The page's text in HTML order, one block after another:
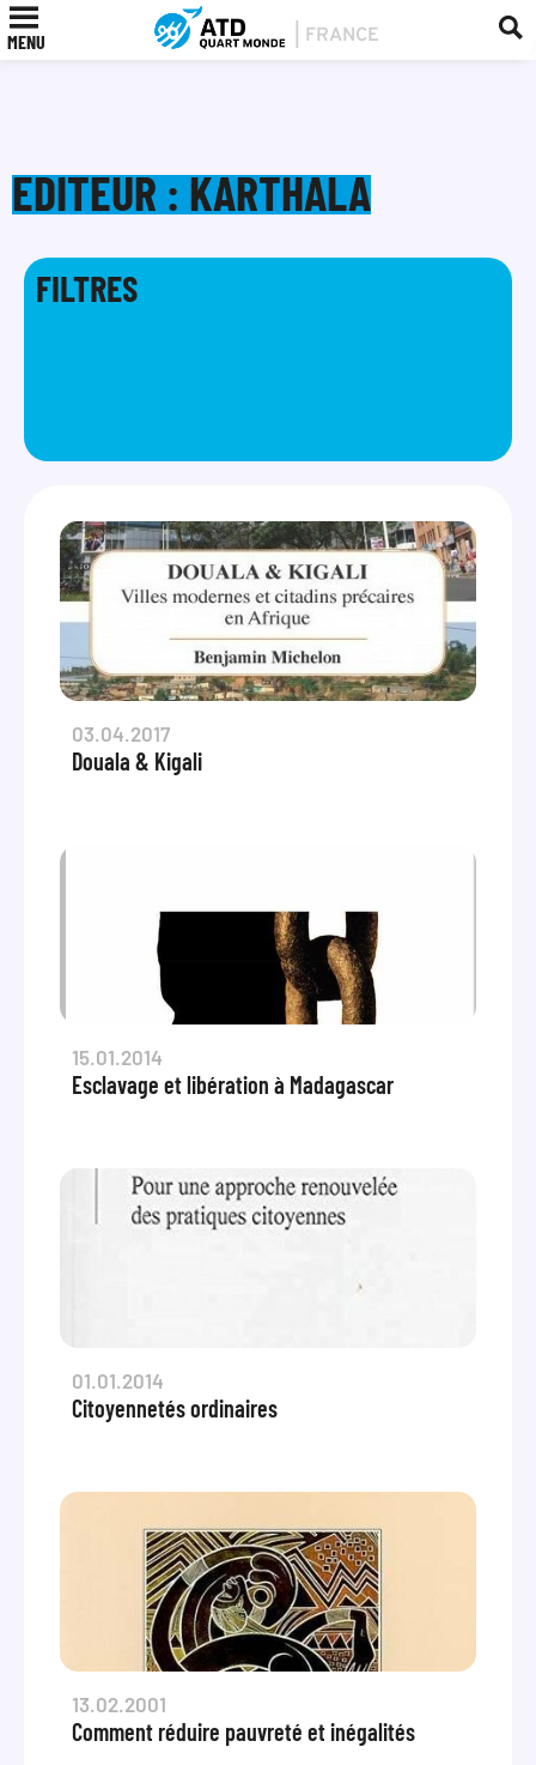
MENU
EDITEUR : KARTHALA
FILTRES
03.04.2017
Douala & Kigali
15.01.2014
Esclavage et libération à Madagascar
01.01.2014
Citoyennetés ordinaires
13.02.2001
Comment réduire pauvreté et inégalités